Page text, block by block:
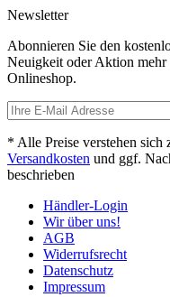
Newsletter
Abonnieren Sie den
Neuigkeit oder Aktion
Onlineshop.
* Alle Preise verstehen sich
Versandkosten und ggf.
beschrieben
Händler-Login
Wir über uns!
AGB
Widerrufsrecht
Datenschutz
Impressum